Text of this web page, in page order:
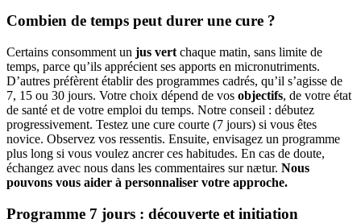
Combien de temps peut durer une cure ?
Certains consomment un jus vert chaque matin, sans limite de
temps, parce qu’ils apprécient ses apports en micronutriments.
D’autres préfèrent établir des programmes cadrés, qu’il s’agisse de
7, 15 ou 30 jours. Votre choix dépend de vos objectifs, de votre état
de santé et de votre emploi du temps. Notre conseil : débutez
progressivement. Testez une cure courte (7 jours) si vous êtes
novice. Observez vos ressentis. Ensuite, envisagez un programme
plus long si vous voulez ancrer ces habitudes. En cas de doute,
échangez avec nous dans les commentaires sur nætur. Nous
pouvons vous aider à personnaliser votre approche.
Programme 7 jours : découverte et initiation